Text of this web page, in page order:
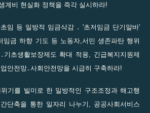
계비 현실화 정책을 즉각 실시하라!
임 등 일방적 임금삭감 ․ '초저임금 단기알바'
임금 하향 기도 등 노동자,서민 생존파탄 행위
기초생활보장제도 확대 적용, 긴급복지지원제
안전망․사회안전망을 시급히 구축하라!
기를 빌미로 한 일방적인 구조조정과 해고행
단축을 통한 일자리 나누기, 공공사회서비스